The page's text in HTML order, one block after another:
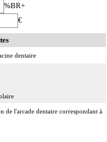
%BR+
€
dentaire
de l'arcade dentaire correspondant à
que cette portion soit dentée ou